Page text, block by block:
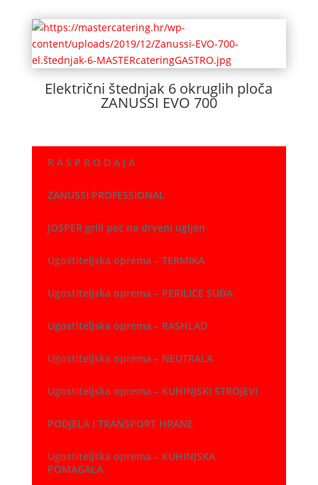
Električni štednjak 6 okruglih ploča
ZANUSSI EVO 700
R A S P R O D A J A
ZANUSSI PROFESSIONAL
JOSPER grill peć na drveni ugljen
Ugostiteljska oprema – TERMIKA
Ugostiteljska oprema – PERILICE SUĐA
Ugostiteljska oprema – RASHLAD
Ugostiteljska oprema – NEUTRALA
Ugostiteljska oprema – KUHINJSKI STROJEVI
PODJELA I TRANSPORT HRANE
Ugostiteljska oprema – KUHINJSKA
POMAGALA